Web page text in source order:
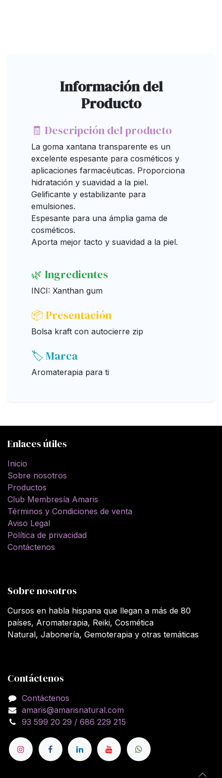
Información del
Producto
🧾 Descripción del producto
La goma xantana transparente es un
excelente espesante para cosméticos y
aplicaciones farmacéuticas. Proporciona
hidratación y suavidad a la piel.
Gelificante y estabilizante para
emulsiones.
Espesante para una ámplia gama de
cosméticos.
Aporta mejor tacto y suavidad a la piel.
🌿 Ingredientes
INCI: Xanthan gum
📦 Presentación
Bolsa kraft con autocierre zip
🏷️ Marca
Aromaterapia para ti
Enlaces útiles
Inicio
Sobre nosotros
Productos
Club Membresía Amaris
Términos y Condiciones de venta
Aviso Legal
Política de privacidad
Contáctenos
Sobre nosotros
Cursos en habla hispana que llegan a más de 80
países, Aromaterapia, Reiki, Cosmética
Natural, Jabonería, Gemoterapia y otras temáticas
Contáctenos
Contáctenos
amaris@amarisnatural.com
93 599 20 29 / 686 229 215